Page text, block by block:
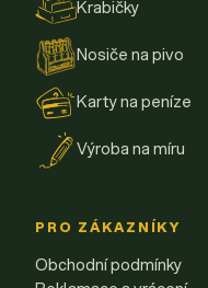
Krabičky
Nosiče na pivo
Karty na peníze
Výroba na míru
PRO ZÁKAZNÍKY
Obchodní podmínky